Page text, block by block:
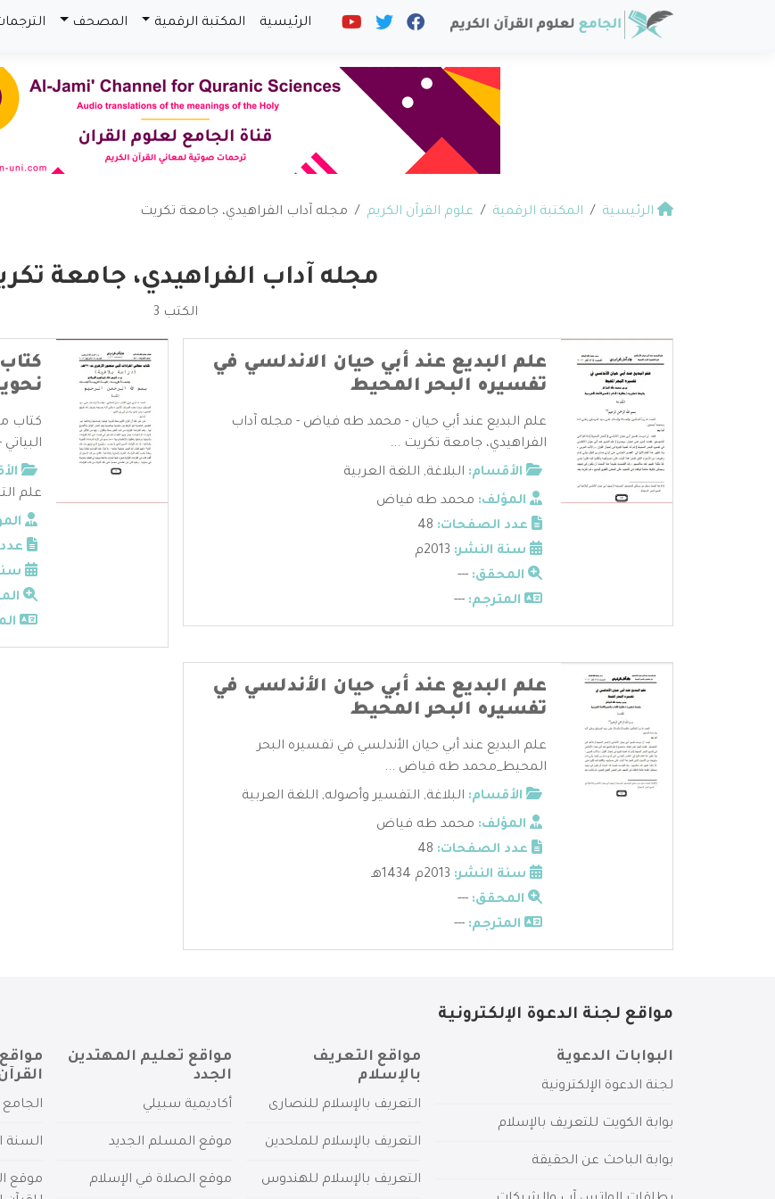
الرئيسية المكتبة الرقمية المصحف
الرئيسية المكتبة الرقمية علوم القرآن الكريم مجله آداب الفراهيدي، جامعة تكريت
مجله آداب الفراهيدي، جامعة
الكتب 3
علم البديع عند أبي حيان الاندلسي في
تفسيره البحر المحيط
علم البديع عند أبي حيان - محمد طه فياض - مجله آداب
الفراهيدي، جامعة تكريت ...
الأقسام: البلاغة, اللغة العربية
المؤلف: محمد طه فياض
عدد الصفحات:
سنة النشر:
المحقق: ---
المترجم: ---
كتاب
علم
علم البديع عند أبي حيان الأندلسي في
تفسيره البحر المحيط
علم البديع عند أبي حيان الأندلسي في تفسيره البحر
المحيط_محمد طه فياض ...
الأقسام: البلاغة, التفسير وأصوله, اللغة العربية
المؤلف: محمد طه فياض
عدد الصفحات:
سنة النشر:
المحقق: ---
المترجم: ---
مواقع لجنة الدعوة الإلكترونية
البوابات الدعوية
لجنة الدعوة الإلكترونية
بوابة الكويت للتعريف بالإسلام
بوابة الباحث عن الحقيقة
مواقع التعريف
بالإسلام
التعريف بالإسلام للنصارى
التعريف بالإسلام للملحدين
التعريف بالإسلام للهندوس
مواقع تعليم المهتدين
الجدد
أكاديمية سبيلي
موقع المسلم الجديد
موقع الصلاة في الإسلام
الجامع
السنة
موقع